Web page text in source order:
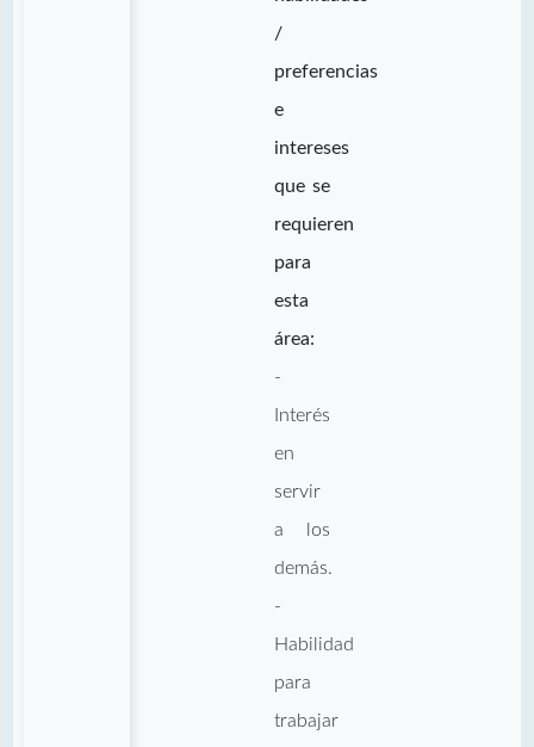
/
preferencias
e
intereses
que se
requieren
para
esta
área:
-
Interés
en
servir
a los
demás.
-
Habilidad
para
trabajar